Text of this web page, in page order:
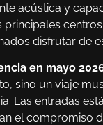
acústica y
disfrutar de
en mayo
sino un viaje
Las entradas
el compromiso